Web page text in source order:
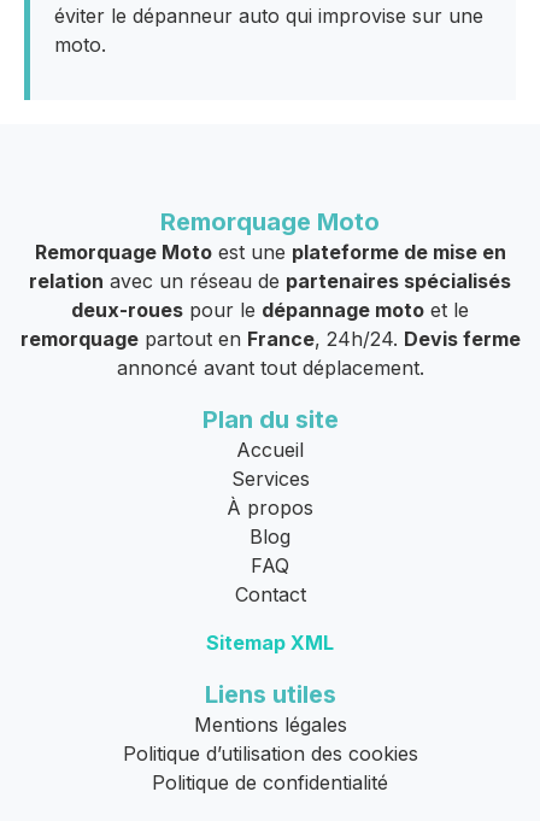
éviter le dépanneur auto qui improvise sur une
moto.
Remorquage Moto
Remorquage Motoest une plateforme de mise en
relation avec un réseau de partenaires spécialisés
deux-roues pour le dépannage moto et le
remorquagepartout en France, 24h/24. Devis ferme
annoncé avant tout déplacement.
Plan du site
Accueil
Services
À propos
Blog
FAQ
Contact
Sitemap XML
Liens utiles
Mentions légales
Politique d’utilisation des cookies
Politique de confidentialité